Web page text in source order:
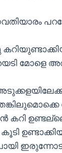
മോളെ
കറി
ഇരുന്നോടി